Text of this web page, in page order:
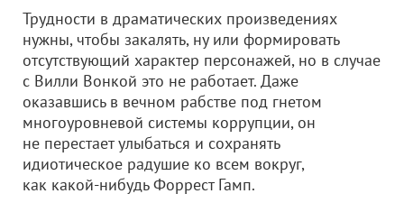
Трудности в драматических произведениях
нужны, чтобы закалять, ну или формировать
отсутствующий характер персонажей, но в случае
с Вилли Вонкой это не работает. Даже
оказавшись в вечном рабстве под гнетом
многоуровневой системы коррупции, он
не перестает улыбаться и сохранять
идиотическое радушие ко всем вокруг,
как какой-нибудь Форрест Гамп.